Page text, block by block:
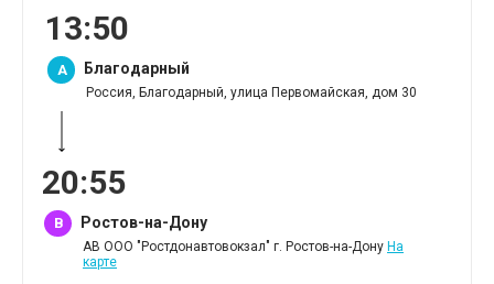
13:50
A Благодарный
Россия, Благодарный, улица Первомайская, дом 30
20:55
B Ростов-на-Дону
АВ ООО "Ростдонавтовокзал" г. Ростов-на-Дону На
карте